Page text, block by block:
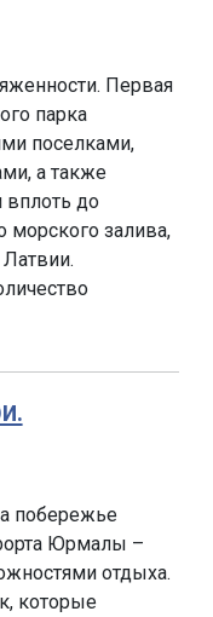
Первая
парка
поселками,
а также
вплоть до
залива,
побережье
Юрмалы –
отдыха.
которые